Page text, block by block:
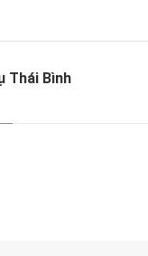
Thái Bình